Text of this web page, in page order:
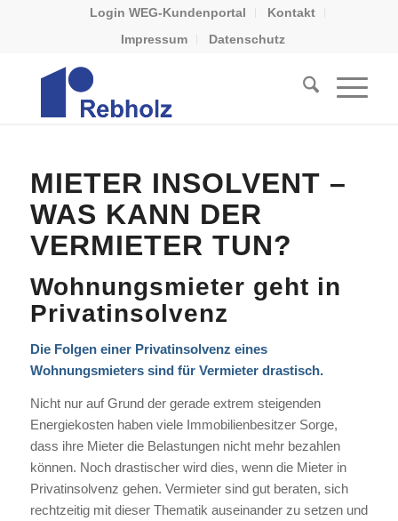
Login WEG-Kundenportal
Kontakt
Impressum
Datenschutz
MIETER INSOLVENT –
WAS KANN DER
VERMIETER TUN?
Wohnungsmieter geht in
Privatinsolvenz
Die Folgen einer Privatinsolvenz eines
Wohnungsmieters sind für Vermieter drastisch.
Nicht nur auf Grund der gerade extrem steigenden
Energiekosten haben viele Immobilienbesitzer Sorge,
dass ihre Mieter die Belastungen nicht mehr bezahlen
können. Noch drastischer wird dies, wenn die Mieter in
Privatinsolvenz gehen. Vermieter sind gut beraten, sich
rechtzeitig mit dieser Thematik auseinander zu setzen und